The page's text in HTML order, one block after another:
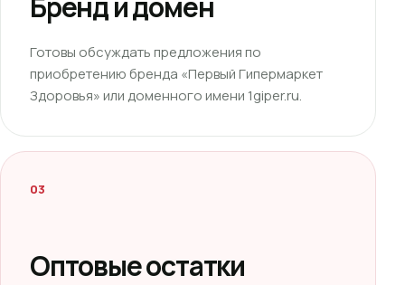
Готовы обсуждать предложения по
приобретению бренда «Первый Гипермаркет
Здоровья» или доменного имени 1giper.ru.
03
Оптовые остатки